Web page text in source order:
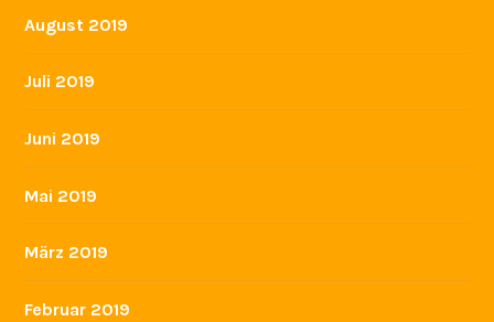
November 2020
Oktober 2020
August 2020
Juli 2020
März 2020